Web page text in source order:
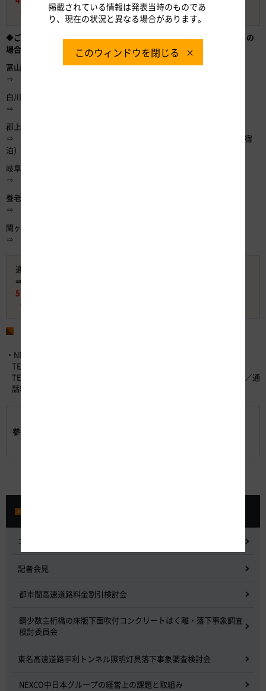
（約42％割引）
◆ご利用例2 B．金沢・富山エリア発着 岐阜県周遊コース（2日間）の
場合
富山IC
⇒ 白川郷IC・・・・・【白川郷】
白川郷IC
⇒ 郡上八幡IC・・・・【郡上八幡の古い町並み】
郡上八幡IC
⇒ 岐阜各務原IC・・・【川原町散策】【鵜飼見学】【長良川温泉（宿
泊）】
岐阜各務原IC
⇒ 養老IC・・・・・・【養老の滝】
養老IC
⇒ 関ヶ原IC・・・・・【関ヶ原古戦場】
関ヶ原IC
⇒ 富山IC
通常料金：13,200円 （ETC・普通車・平日昼間利用の場合）
⇛ 金沢・富山エリア発着 岐阜県周遊コース料金 7,800円
5,400円 お得
（約41％割引）
・NEXCO中日本お客さまセンター （24時間365日対応）
TEL：0120-922-229 （フリーダイヤル）
TEL：052-223-0333 （フリーダイヤルがご利用になれないお客さま／通
話料有料）
参考資料:
ニュースリリース
記者会見
都市間高速道路料金割引検討会
鋼少数主桁橋の床版下面吹付コンクリートはく離・落下事象調査
検討委員会
東名高速道路宇利トンネル照明灯具落下事象調査検討会
NEXCO中日本グループの経営上の課題と取組み
掲載されている情報は発表当時のものであ
り、現在の状況と異なる場合があります。
このウィンドウを閉じる